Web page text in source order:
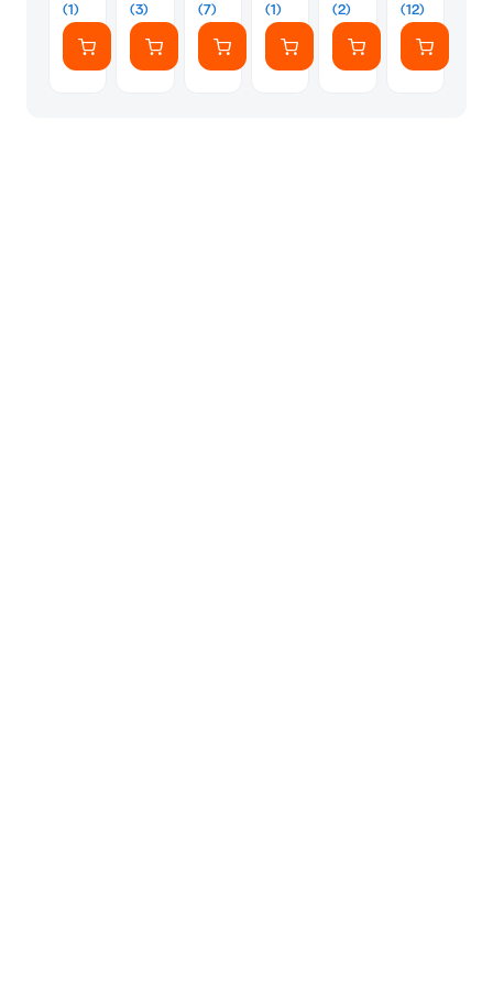
(1) (3) (7)
Ήχους
&
Κίνηση
(1)
by
Chevrolet
1:32
(289
(2) (12)